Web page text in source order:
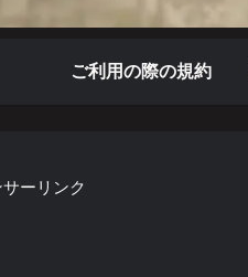
ご利用の際の規約
サーリンク